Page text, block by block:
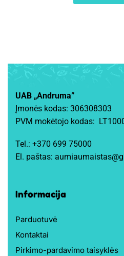
UAB „Andruma”
Įmonės kodas: 306308303
PVM mokėtojo kodas:
Tel.: +370 699 75000
El. paštas:
Informacija
Parduotuvė
Kontaktai
Pirkimo-pardavimo taisyklės